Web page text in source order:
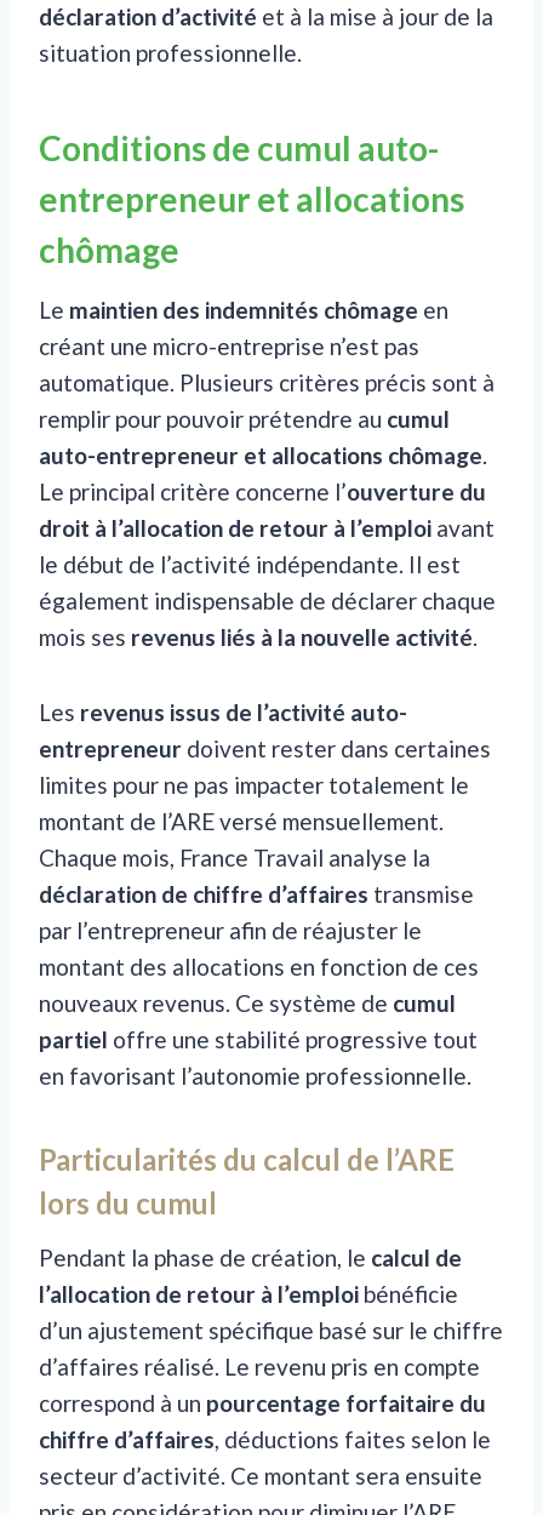
déclaration d’activité et à la mise à jour de la
situation professionnelle.
Conditions de cumul auto-
entrepreneur et allocations
chômage
Le maintien des indemnités chômage en
créant une micro-entreprise n’est pas
automatique. Plusieurs critères précis sont à
remplir pour pouvoir prétendre au cumul
auto-entrepreneur et allocations chômage.
Le principal critère concerne l’ouverture du
droit à l’allocation de retour à l’emploi avant
le début de l’activité indépendante. Il est
également indispensable de déclarer chaque
mois ses revenus liés à la nouvelle activité.
Les revenus issus de l’activité auto-
entrepreneur doivent rester dans certaines
limites pour ne pas impacter totalement le
montant de l’ARE versé mensuellement.
Chaque mois, France Travail analyse la
déclaration de chiffre d’affaires transmise
par l’entrepreneur afin de réajuster le
montant des allocations en fonction de ces
nouveaux revenus. Ce système de cumul
partiel offre une stabilité progressive tout
en favorisant l’autonomie professionnelle.
Particularités du calcul de l’ARE
lors du cumul
Pendant la phase de création, le calcul de
l’allocation de retour à l’emploi bénéficie
d’un ajustement spécifique basé sur le chiffre
d’affaires réalisé. Le revenu pris en compte
correspond à un pourcentage forfaitaire du
chiffre d’affaires, déductions faites selon le
secteur d’activité. Ce montant sera ensuite